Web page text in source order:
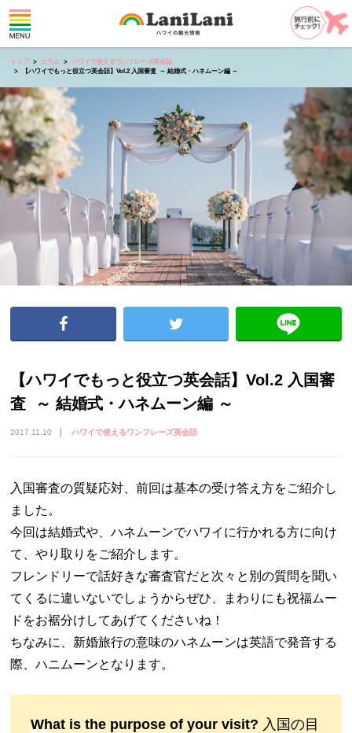
トップ コラム
ハワイで使えるワンフレーズ英会話
【ハワイでもっと役立つ英会話】Vol.2 入国審査 ～ 結婚式・ハネムーン編 ～
【ハワイでもっと役立つ英会話】Vol.2 入国審
査 ～ 結婚式・ハネムーン編 ～
2017.11.10 ハワイで使えるワンフレーズ英会話
入国審査の質疑応対、前回は基本の受け答え方をご紹介し
ました。
今回は結婚式や、ハネムーンでハワイに行かれる方に向け
て、やり取りをご紹介します。
フレンドリーで話好きな審査官だと次々と別の質問を聞い
てくるに違いないでしょうからぜひ、まわりにも祝福ムー
ドをお裾分けしてあげてくださいね！
ちなみに、新婚旅行の意味のハネムーンは英語で発音する
際、ハニムーンとなります。
What is the purpose of your visit? 入国の目